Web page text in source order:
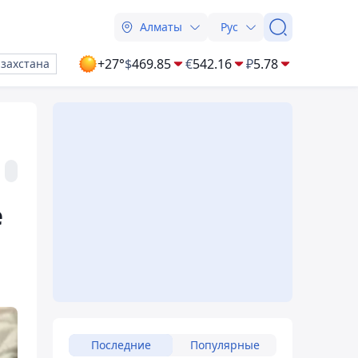
Алматы Рус
+27°$469.85 €542.16 ₽5.78
Последние Популярные